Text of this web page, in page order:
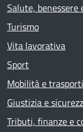
Salute, benessere
Turismo
Vita lavorativa
Sport
Mobilità e trasporti
Giustizia e
Tributi, finanze e